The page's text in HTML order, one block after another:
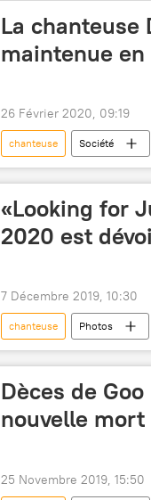
La
maintenue
26 Février 2020, 09:19
chanteuse Société
«Looking for
2020 est
7 Décembre 2019, 10:30
chanteuse Photos
femmes
Emma
Dèces de
nouvelle
25 Novembre 2019, 15:50